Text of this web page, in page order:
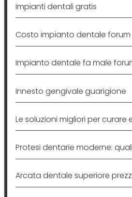
Impianti dentali gratis
Costo impianto dentale forum
Impianto dentale fa male
Innesto gengivale guarigione
Protesi dentarie moderne:
Arcata dentale superiore